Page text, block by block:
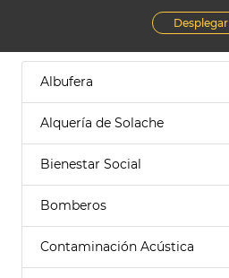
Desplegar
Albufera
Alquería de Solache
Bienestar Social
Bomberos
Contaminación Acústica